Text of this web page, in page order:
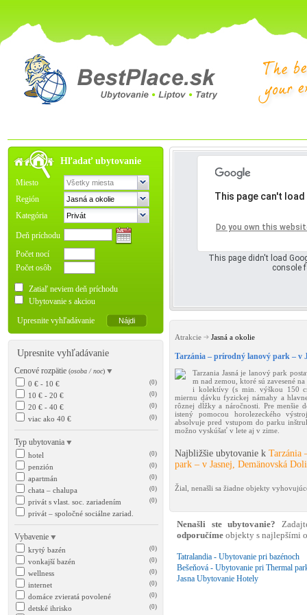
Hľadať ubytovanie
Miesto
Región
Kategória
Deň príchodu
Počet nocí
Počet osôb
Zatiaľ neviem deň príchodu
Ubytovanie s akciou
Upresnite vyhľadávanie
Upresnite vyhľadávanie
Cenové rozpätie (osoba / noc)
0 € - 10 € (0)
10 € - 20 € (0)
20 € - 40 € (0)
viac ako 40 € (0)
Typ ubytovania
hotel (0)
penzión (0)
apartmán (0)
chata – chalupa (0)
privát s vlast. soc. zariadením (0)
privát – spoločné sociálne zariad.
Vybavenie
krytý bazén (0)
vonkajší bazén (0)
wellness (0)
internet (0)
domáce zvieratá povolené (0)
detské ihrisko (0)
Oops!
This page didn't load
console
This page can't
Do you own this
Atrakcie Jasná a okolie
Tarzánia – prírodný lanový park – v
Tarzania Jasná je lanový park
m nad zemou, ktoré sú zavesené
i kolektívy (s min. výškou 150
miernu dávku fyzickej námahy a
rôznej dĺžky a náročnosti. Pre menšie
istený pomocou horolezeckého
absolvuje pred vstupom do parku
možno vyskúšať v lete aj v zime.
Najbližšie ubytovanie k Tarzánia
park – v Jasnej, Demänovská
Žial, nenašli sa žiadne objekty
Nenašli ste ubytovanie?
odporučíme objekty s najlepšími
Tatralandia - Ubytovanie pri bazénoch
Bešeňová - Ubytovanie pri Thermal
Jasna Ubytovanie Hotely